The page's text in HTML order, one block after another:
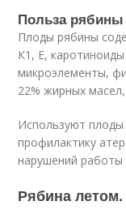
Польза рябины
Плоды рябины
К1 , Е,
микроэлементы,
22% жирных
Используют
профилактику
нарушений работы
Рябина